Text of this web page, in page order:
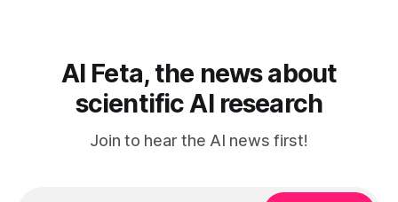
AI Feta, the news about
scientific AI research
Join to hear the AI news first!